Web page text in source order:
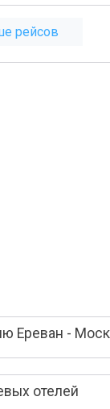
рейсов
Ереван -
отелей